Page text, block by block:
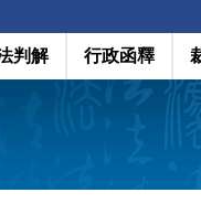
判解 行政函釋